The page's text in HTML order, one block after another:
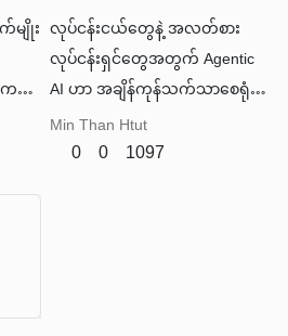
လုပ်ငန်းငယ်တွေနဲ့ အလတ်စား
လုပ်ငန်းရှင်တွေအတွက် Agentic
AI ဟာ အချိန်ကုန်သက်သာစေရုံ
သာမက ကုန်ကျစရိတ်ကိုပါ
လျှော့ချပေးနိုင်ပါတယ်။
Min Than Htut
0 0 1097